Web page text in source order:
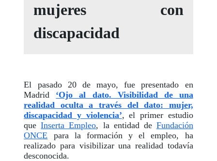
mujeres con
discapacidad
El pasado 20 de mayo, fue presentado en
Madrid ‘Ojo al dato. Visibilidad de una
realidad oculta a través del dato: mujer,
discapacidad y violencia’, el primer estudio
queInserta Empleo, la entidad de Fundación
ONCE para la formación y el empleo, ha
realizado para visibilizar una realidad todavía
desconocida.